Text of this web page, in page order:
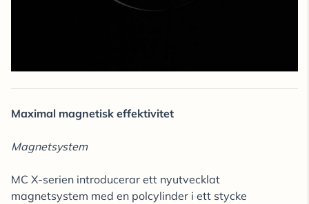
Maximal magnetisk effektivitet
Magnetsystem
MC X-serien introducerar ett nyutvecklat
magnetsystem med en polcylinder i ett stycke